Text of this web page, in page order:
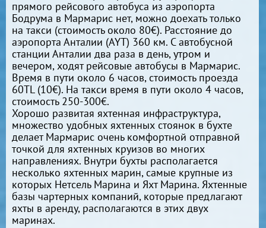
прямого рейсового автобуса из аэропорта
Бодрума в Мармарис нет, можно доехать только
на такси (стоимость около 80€). Расстояние до
аэропорта Анталии (AYT) 360 км. С автобусной
станции Анталии два раза в день, утром и
вечером, ходят рейсовые автобусы в Мармарис.
Время в пути около 6 часов, стоимость проезда
60TL (10€). На такси время в пути около 4 часов,
стоимость 250-300€.
Хорошо развитая яхтенная инфраструктура,
множество удобных яхтенных стоянок в бухте
делает Мармарис очень комфортной отправной
точкой для яхтенных круизов во многих
направлениях. Внутри бухты располагается
несколько яхтенных марин, самые крупные из
которых Нетсель Марина и Яхт Марина. Яхтенные
базы чартерных компаний, которые предлагают
яхты в аренду, располагаются в этих двух
маринах.